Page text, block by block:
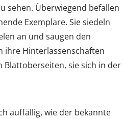
sehen. Überwiegend befallen
Exemplare. Sie siedeln
an und saugen den
ihre Hinterlassenschaften
Blattoberseiten, sie sich in der
auffällig, wie der bekannte